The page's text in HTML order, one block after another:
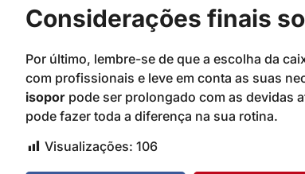
Considerações finais
Por último, lembre-se de que a escolha da
com profissionais e leve em conta as suas
isopor pode ser prolongado com as devidas
pode fazer toda a diferença na sua rotina.
Visualizações: 106